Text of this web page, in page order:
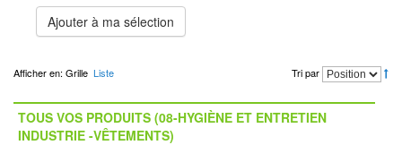
Ajouter à ma sélection
Afficher en: Grille Liste Tri par
TOUS VOS PRODUITS (08-HYGIÈNE ET ENTRETIEN
INDUSTRIE -VÊTEMENTS)